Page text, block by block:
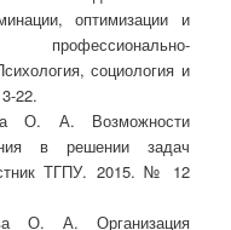
оптимизации и
профессионально-
социология и
22.
О. А. Возможности
в решении задач
ТГПУ. 2015. № 12
О. А. Организация